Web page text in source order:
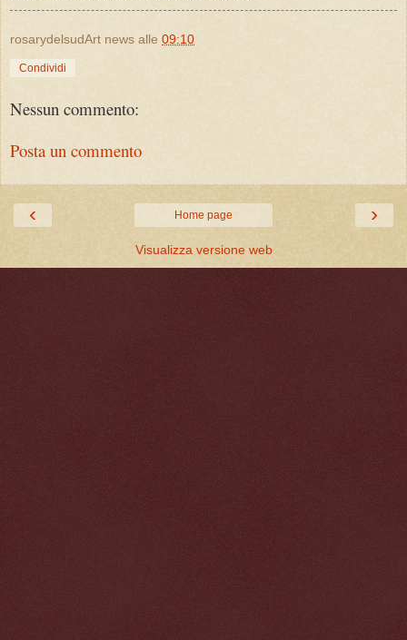
rosarydelsudArt news alle 09:10
Condividi
Nessun commento:
Posta un commento
‹ ›
Home page
Visualizza versione web